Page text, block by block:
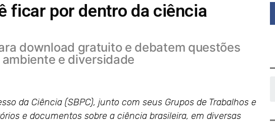
ficar por dentro da ciência
download gratuito e debatem questões
e diversidade
da Ciência (SBPC), junto com seus Grupos de Trabalhos e
e documentos sobre a ciência brasileira, em diversas